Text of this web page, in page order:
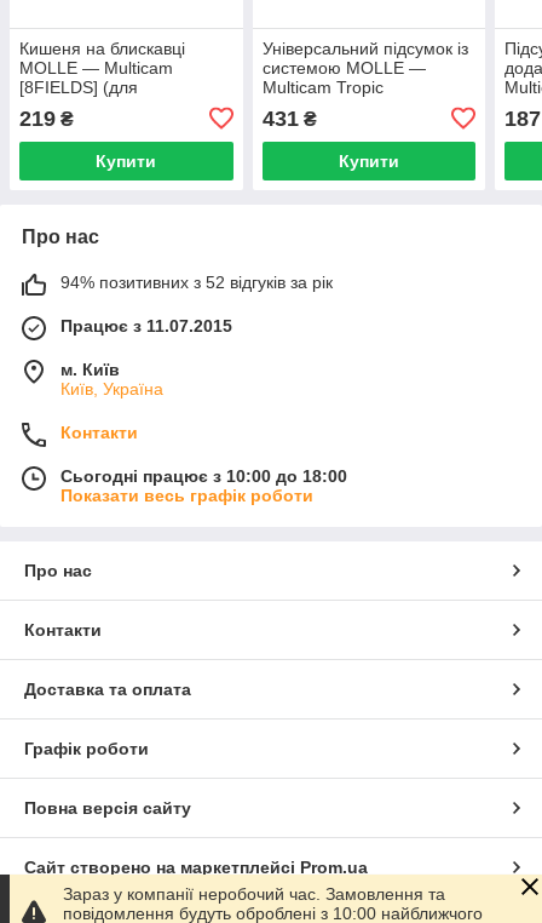
Кишеня на блискавці
MOLLE — Multicam
[8FIELDS] (для
219 ₴
Купити
Універсальний підсумок із
системою MOLLE —
Multicam Tropic
страйкболу)
431₴
Купити
187
Про нас
94% позитивних з 52 відгуків за рік
Працює з 11.07.2015
м. Київ
Київ, Україна
Контакти
Сьогодні працює з 10:00 до 18:00
Показати весь графік роботи
Про нас
Контакти
Доставка та оплата
Графік роботи
Повна версія сайту
Сайт створено на маркетплейсі Prom.ua
Зараз у компанії неробочий час. Замовлення та
повідомлення будуть оброблені з 10:00 найближчого